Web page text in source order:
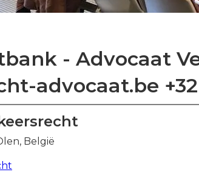
- Advocaat
advocaat.be
België